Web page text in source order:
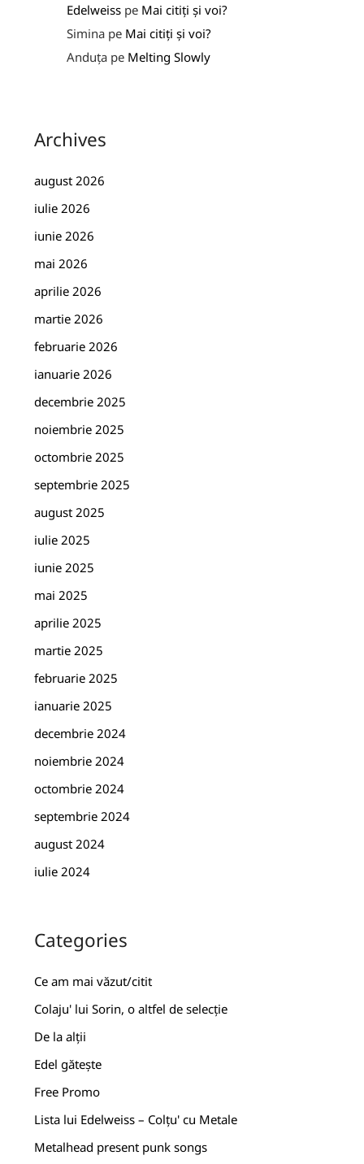
Edelweiss pe Mai citiți și voi?
Simina pe Mai citiți și voi?
Anduța pe Melting Slowly
Archives
august 2026
iulie 2026
iunie 2026
mai 2026
aprilie 2026
martie 2026
februarie 2026
ianuarie 2026
decembrie 2025
noiembrie 2025
octombrie 2025
septembrie 2025
august 2025
iulie 2025
iunie 2025
mai 2025
aprilie 2025
martie 2025
februarie 2025
ianuarie 2025
decembrie 2024
noiembrie 2024
octombrie 2024
septembrie 2024
august 2024
iulie 2024
Categories
Ce am mai văzut/citit
Colaju' lui Sorin, o altfel de selecție
De la alții
Edel gătește
Free Promo
Lista lui Edelweiss – Colțu' cu Metale
Metalhead present punk songs